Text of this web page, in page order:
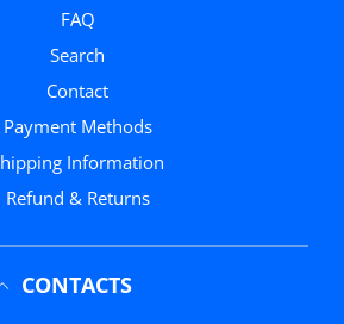
FAQ
Search
Contact
Payment Methods
Shipping Information
Refund & Returns
CONTACTS